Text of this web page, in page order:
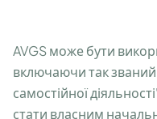
AVGS може бути
включаючи так званий
самостійної
стати власним